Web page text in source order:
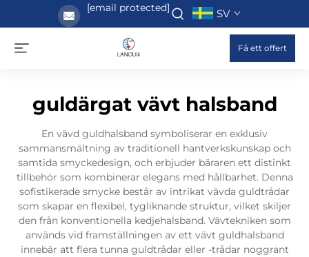
[email protected] SV
Få ett offert
guldärgat vävt halsband
En vävd guldhalsband symboliserar en exklusiv
sammansmältning av traditionell hantverkskunskap och
samtida smyckedesign, och erbjuder bäraren ett distinkt
tillbehör som kombinerar elegans med hållbarhet. Denna
sofistikerade smycke består av intrikat vävda guldtrådar
som skapar en flexibel, tygliknande struktur, vilket skiljer
den från konventionella kedjehalsband. Vävtekniken som
används vid framställningen av ett vävt guldhalsband
innebär att flera tunna guldtrådar eller -trådar noggrant